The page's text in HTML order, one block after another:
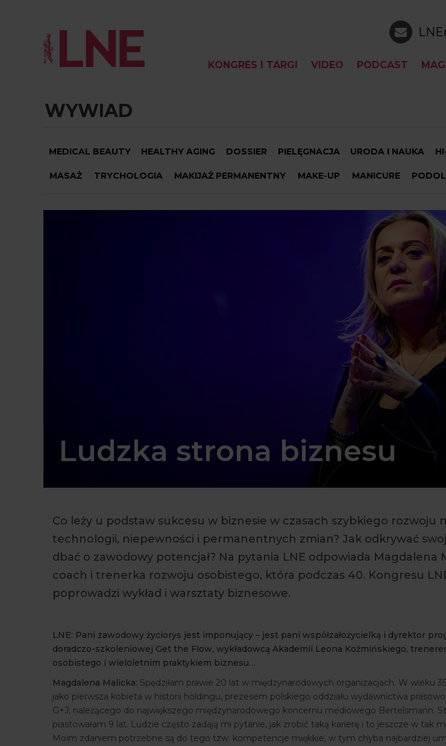
KONGRES I TARGI VIDEO PODCAST
WYWIAD
MEDICAL BEAUTY HEALTHY AGING DOSSIER PIELĘGNACJA URODA I NAUKA
MASAŻ TRYCHOLOGIA MAKIJAŻ PERMANENTNY MAKE-UP MANICURE
Ludzka strona biznesu
Co leży u podstaw sukcesu w biznesie w czasach szybkiego rozwoju
technologii, niepewności i permanentnych zmian? Jak odkrywać
dbać o zawodowy potencjał? Na pytania LNE odpowiada Magdalena
coach i trenerka rozwoju osobistego, która podczas 40. Kongresu
poprowadzi wykład i warsztaty biznesowe.
LNE: Pani zawodowy życiorys jest imponujący – jest pani współzałożycielką i dyrektor
doradczo-szkoleniowej Get the Flow, wykładowcą Akademii Leona Koźmińskiego,
osobistego i wieloletnim praktykiem biznesu…
Magdalena Malicka: Spędziłam prawie 20 lat w międzynarodowych organizacjach. W wieku
jako pierwsza kobieta w historii holdingu, prezesem polskiego oddziału wydawnictwa
G+J, należącego do największego międzynarodowego koncernu mediowego Bertelsmann.
piastowałam 9 lat. Ludzie często zadają mi pytanie, jak zrobić taką karierę i to jeszcze w tak
Moim zdaniem potrzebne są do tego tzw. kompetencje miękkie, w tym chyba najbardziej